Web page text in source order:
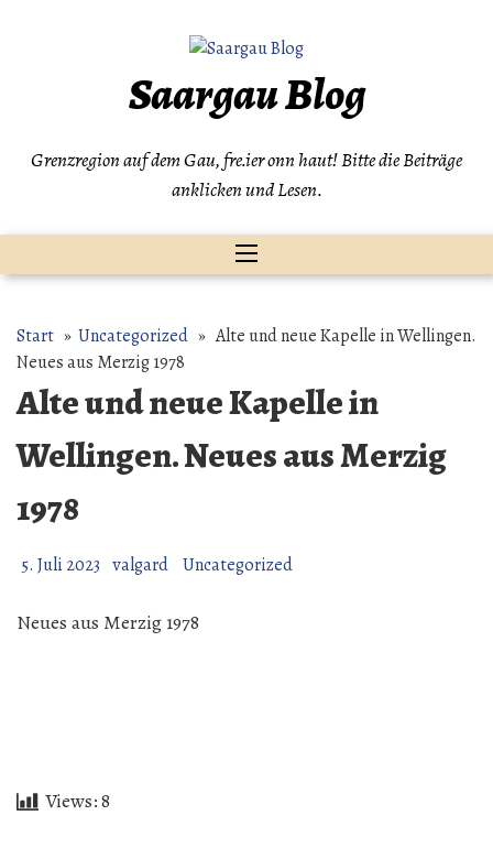
Saargau Blog
Grenzregion auf dem Gau, fre.ier onn haut! Bitte die Beiträge
anklicken und Lesen.
Start » Uncategorized » Alte und neue Kapelle in Wellingen.
Neues aus Merzig 1978
Alte und neue Kapelle in
Wellingen. Neues aus Merzig
1978
5. Juli 2023 valgard Uncategorized
Neues aus Merzig 1978
Views:8